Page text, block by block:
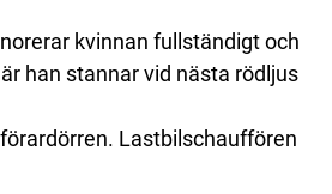
kvinnan fullständigt och
han stannar vid nästa rödljus
Lastbilschauffören